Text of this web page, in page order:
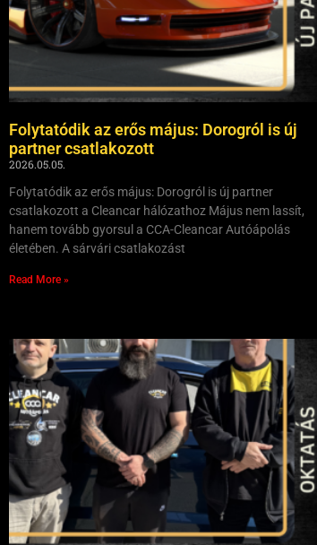
Folytatódik az erős május: Dorogról is új
partner csatlakozott
2026.05.05.
Folytatódik az erős május: Dorogról is új partner
csatlakozott a Cleancar hálózathoz Május nem lassít,
hanem tovább gyorsul a CCA-Cleancar Autóápolás
életében. A sárvári csatlakozást
Read More »